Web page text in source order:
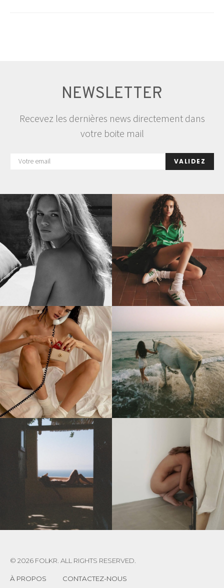
NEWSLETTER
Recevez les dernières news directement dans
votre boite mail
VALIDEZ
© 2026 FOLKR. ALL RIGHTS RESERVED.
À PROPOS
CONTACTEZ-NOUS